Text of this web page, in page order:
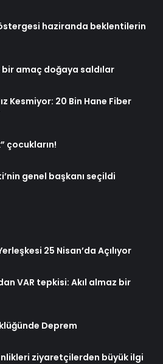
haziranda beklentilerin
bir amaç doğaya saldılar
Kesmiyor: 20 Bin Hane Fiber
çocukların!
genel başkanı seçildi
25 Nisan’da Açılıyor
VAR tepkisi: Akıl almaz bir
Deprem
ziyaretçilerden büyük ilgi